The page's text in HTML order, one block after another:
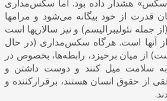
سکس» هشدار داده بود. اما سکس‌مداری
قدرت از خود بیگانه می‌شود و مرامها
جمله نئولیبرالیسم) و نیز سالاریها است
آنها است. هرگاه سکس‌مداری (در حال
از میان برخیزد، رابطه‌ها، بخصوص در
به سلامت میل کنند و دوست داشتن و
حقوق انسان هستند، برقرارکننده و